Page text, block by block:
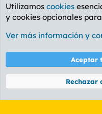
Foro General
Cookies
PL
Términos y
Community platform by XenForo®
Utilizamos cookies
y cookies opcionales
Ver más información y
Aceptar
Rechazar